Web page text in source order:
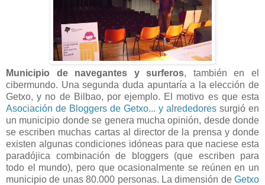
Municipio de navegantes y surferos, también en el
cibermundo. Una segunda duda apuntaría a la elección de
Getxo, y no de Bilbao, por ejemplo. El motivo es que esta
Asociación de Bloggers de Getxo... y alrededores surgió en
un municipio donde se genera mucha opinión, desde donde
se escriben muchas cartas al director de la prensa y donde
existen algunas condiciones idóneas para que naciese esta
paradójica combinación de bloggers (que escriben para
todo el mundo), pero que ocasionalmente se reúnen en un
municipio de unas 80.000 personas. La dimensión de Getxo